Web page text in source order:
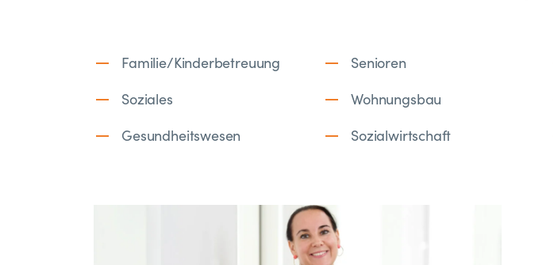
Familie/Kinderbetreuung
Soziales
Gesundheitswesen
Senioren
Wohnungsbau
Sozialwirtschaft